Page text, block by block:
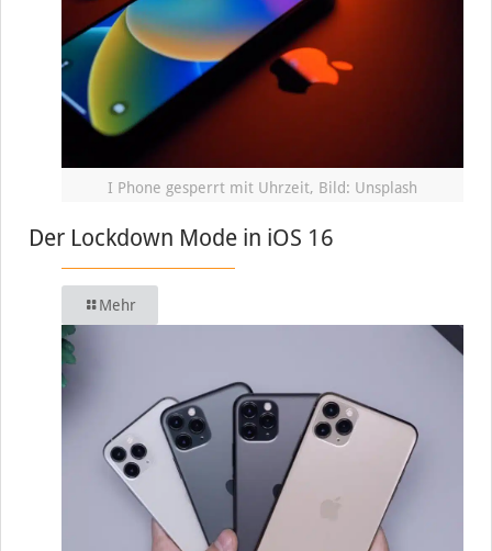
I Phone gesperrt mit Uhrzeit, Bild: Unsplash
Der Lockdown Mode in iOS 16
Mehr